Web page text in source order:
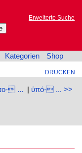
Erweiterte Suche
Kategorien Shop
DRUCKEN
 ... | ὑπό- ... >>